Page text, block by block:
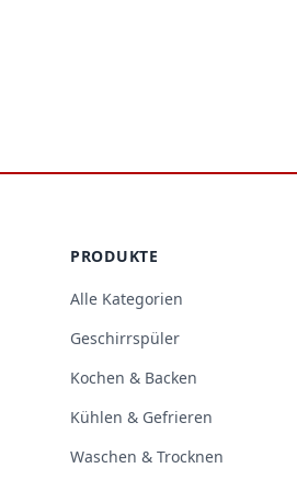
PRODUKTE
Alle Kategorien
Geschirrspüler
Kochen & Backen
Kühlen & Gefrieren
Waschen & Trocknen